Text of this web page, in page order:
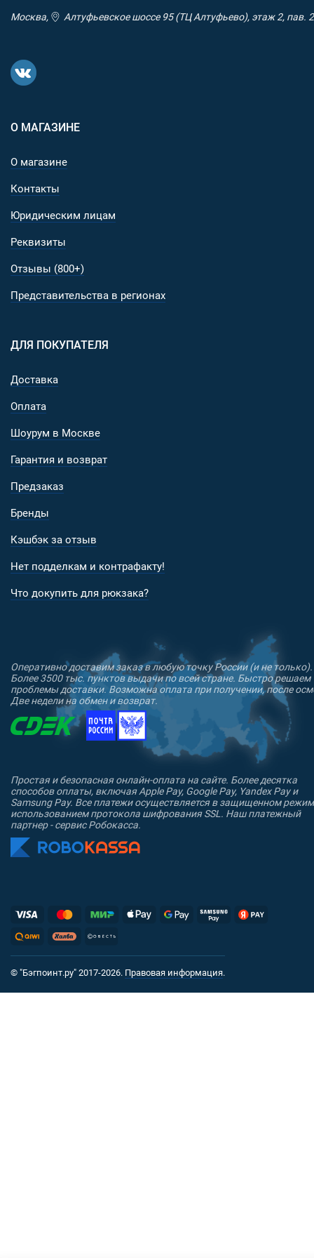
Москва, Алтуфьевское шоссе 95 (ТЦ Алтуфьево), этаж 2, пав. 2
О МАГАЗИНЕ
О магазине
Контакты
Юридическим лицам
Реквизиты
Отзывы (800+)
Представительства в регионах
ДЛЯ ПОКУПАТЕЛЯ
Доставка
Оплата
Шоурум в Москве
Гарантия и возврат
Предзаказ
Бренды
Кэшбэк за отзыв
Нет подделкам и контрафакту!
Что докупить для рюкзака?
Оперативно доставим заказ в любую точку России (и не только).
Более 3500 тыс. пунктов выдачи по всей стране. Быстро решаем
проблемы доставки. Возможна оплата при получении, после
Две недели на обмен и возврат.
Простая и безопасная онлайн-оплата на сайте. Более десятка
способов оплаты, включая Apple Pay, Google Pay, Yandex Pay и
Samsung Pay. Все платежи осуществляется в защищенном
использованием протокола шифрования SSL. Наш платежный
партнер - сервис Робокасса.
© "Бэгпоинт.ру" 2017-2026. Правовая информация.